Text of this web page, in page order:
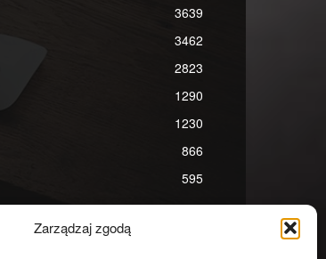
Zarządzaj zgodą
3639
3462
2823
1290
1230
866
595